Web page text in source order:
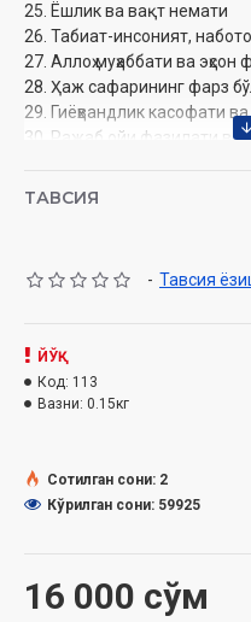
25. Ёшлик ва вақт немати
26. Табиат-инсоният,
27. Аллоҳ муҳаббати ва эҳсон
28. Ҳаж сафарининг фарз
29. Гиёҳвандлик касофати
30. Ражаб ойи фазилати ва
Номи:«Жумъа
Ҳажми:209 дақиқа
ТАВСИЯ
- Тавсия
16 000 сўм
ЙЎҚ
Код: 113
Вазни: 0.15кг
Сотилган сони: 2
Кўрилган сони: 59925